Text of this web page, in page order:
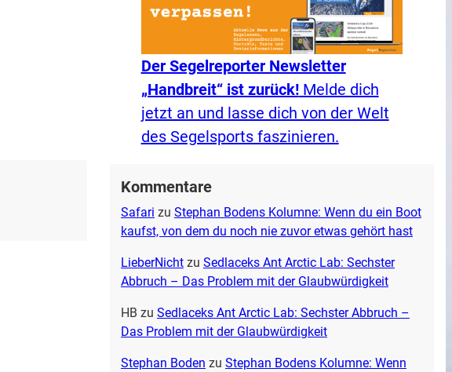
Der Segelreporter Newsletter
„Handbreit“ ist zurück!Melde dich
jetzt an und lasse dich von der Welt
des Segelsports faszinieren.
Kommentare
Safari zu Stephan Bodens Kolumne: Wenn du ein Boot
kaufst, von dem du noch nie zuvor etwas gehört hast
LieberNichtzu Sedlaceks Ant Arctic Lab: Sechster
Abbruch – Das Problem mit der Glaubwürdigkeit
HB zu Sedlaceks Ant Arctic Lab: Sechster Abbruch –
Das Problem mit der Glaubwürdigkeit
Stephan Boden zu Stephan Bodens Kolumne: Wenn